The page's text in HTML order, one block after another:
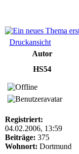
Druckansicht
Autor
HS54
Registriert:
04.02.2006, 13:59
Beiträge: 375
Wohnort: Dortmund